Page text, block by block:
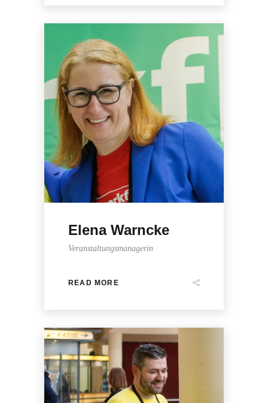
Elena Warncke
Veranstaltungsmanagerin
READ MORE